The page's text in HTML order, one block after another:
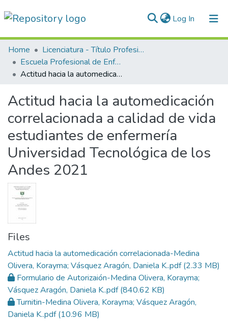
Log In (current)
Communities & Collections
All of DSpace
Normativas
Home
Licenciatura - Título Profesional
Escuela Profesional de Enfermería
Actitud hacia la automedicación correlacionada a calidad de vida estudiantes de enfermería Universidad Tecnológica de los Andes 2021
Actitud hacia la automedicación
correlacionada a calidad de vida
estudiantes de enfermería
Universidad Tecnológica de los
Andes 2021
Files
Actitud hacia la automedicación correlacionada-Medina
Olivera, Korayma; Vásquez Aragón, Daniela K..pdf(2.33 MB)
Formulario de Autorizaión-Medina Olivera, Korayma;
Vásquez Aragón, Daniela K..pdf(840.62 KB)
Turnitin-Medina Olivera, Korayma; Vásquez Aragón,
Daniela K..pdf(10.96 MB)